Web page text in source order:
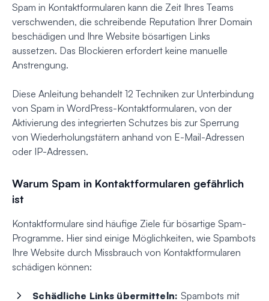
Spam in Kontaktformularen kann die Zeit Ihres Teams
verschwenden, die schreibende Reputation Ihrer Domain
beschädigen und Ihre Website bösartigen Links
aussetzen. Das Blockieren erfordert keine manuelle
Anstrengung.
Diese Anleitung behandelt 12 Techniken zur Unterbindung
von Spam in WordPress-Kontaktformularen, von der
Aktivierung des integrierten Schutzes bis zur Sperrung
von Wiederholungstätern anhand von E-Mail-Adressen
oder IP-Adressen.
Warum Spam in Kontaktformularen gefährlich
ist
Kontaktformulare sind häufige Ziele für bösartige Spam-
Programme. Hier sind einige Möglichkeiten, wie Spambots
Ihre Website durch Missbrauch von Kontaktformularen
schädigen können:
Schädliche Links übermitteln: Spambots mit